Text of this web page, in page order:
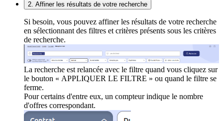
2. Affiner les résultats de votre recherche
Si besoin, vous pouvez affiner les résultats de votre recherche
en sélectionnant des filtres et critères présents sous les critères
de recherche.
La recherche est relancée avec le filtre quand vous cliquez sur
le bouton « APPLIQUER LE FILTRE » ou quand le filtre se
ferme.
Pour certains d'entre eux, un compteur indique le nombre
d'offres correspondant.